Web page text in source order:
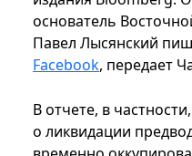
основатель
Павел Лысянский
Facebook, передает
В отчете, в
о ликвидации